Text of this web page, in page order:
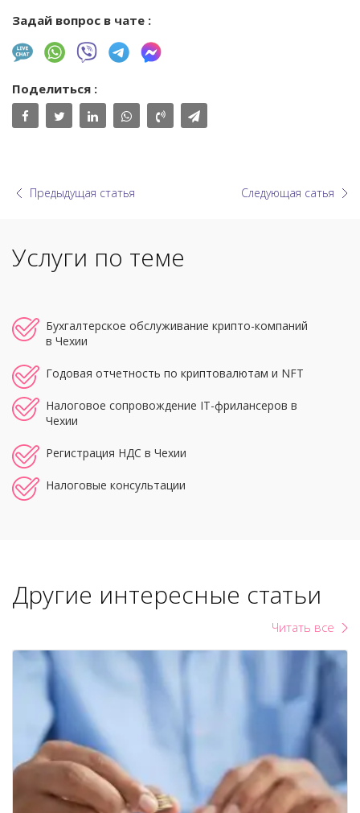
Задай вопрос в чате :
Поделиться :
Предыдущая статья Следующая сатья
Услуги по теме
Бухгалтерское обслуживание крипто-компаний
в Чехии
Годовая отчетность по криптовалютам и NFT
Налоговое сопровождение IT-фрилансеров в
Чехии
Регистрация НДС в Чехии
Налоговые консультации
Другие интересные статьи
Читать все